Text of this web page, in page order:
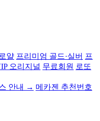
얄 프리미엄 골드·실버 프
오리지널 무료회원 로또
안내 → 메카젠 추천번호